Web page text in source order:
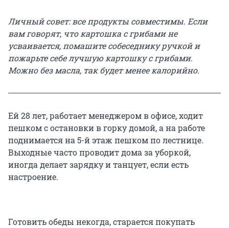
Личный совет: все продукты совместимы. Если
вам говорят, что картошка с грибами не
усваивается, помашите собеседнику ручкой и
пожарьте себе лучшую картошку с грибами.
Можно без масла, так будет менее калорийно.
Ей 28 лет, работает менеджером в офисе, ходит
пешком с остановки в горку домой, а на работе
поднимается на 5-й этаж пешком по лестнице.
Выходные часто проводит дома за уборкой,
иногда делает зарядку и танцует, если есть
настроение.
Готовить обеды некогда, старается покупать